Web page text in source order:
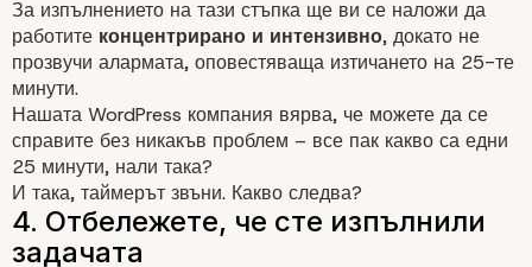
За изпълнението на тази стъпка ще ви се наложи да
работите концентрирано и интензивно, докато не
прозвучи алармата, оповестяваща изтичането на 25-те
минути.
Нашата WordPress компания вярва, че можете да се
справите без никакъв проблем – все пак какво са едни
25 минути, нали така?
И така, таймерът звъни. Какво следва?